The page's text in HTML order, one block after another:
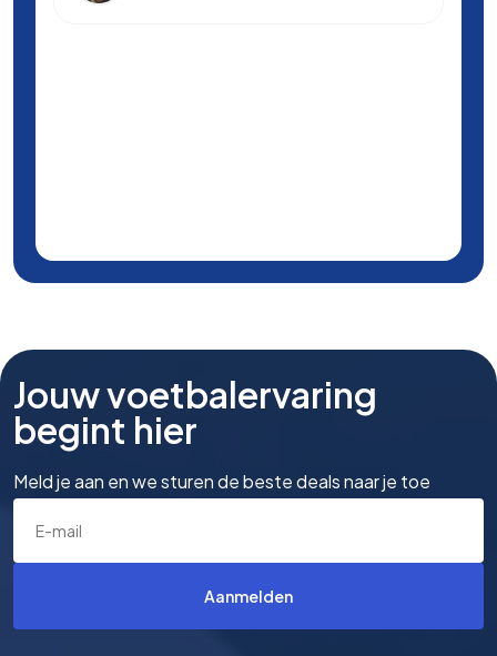
Jouw voetbalervaring
begint hier
Meld je aan en we sturen de beste deals naar je toe
Aanmelden